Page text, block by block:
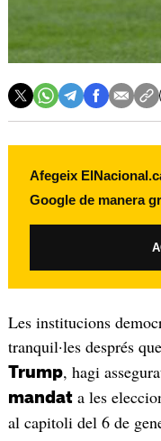
Afegeix
Google de manera
Les institucions
tranquil·les després
Trump, hagi
mandata les
al capitoli del 6 de